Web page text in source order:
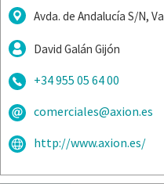
Avda. de Andalucía S/N,
David Galán Gijón
+34 955 05 64 00
comerciales@axion.es
http://www.axion.es/